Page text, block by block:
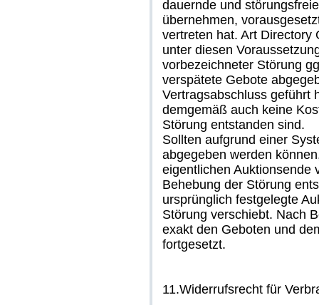
dauernde und
übernehmen,
vertreten hat. Art Directory
unter diesen
vorbezeichneter Störung
verspätete Gebote
Vertragsabschluss geführt
demgemäß auch keine
Störung entstanden sind.
Sollten aufgrund einer
abgegeben werden
eigentlichen Auktionsende
Behebung der Störung
ursprünglich festgelegte
Störung verschiebt. Nach
exakt den Geboten und
fortgesetzt.
11.Widerrufsrecht für